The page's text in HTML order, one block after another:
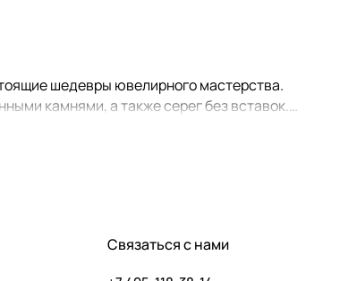
шедевры ювелирного мастерства.
камнями, а также серег без вставок.
Связаться с нами